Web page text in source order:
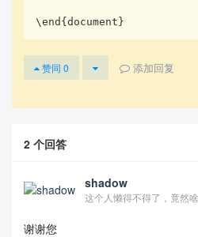
\end{document}
赞同 0 添加回复
2 个回答
shadow
这个人懒得不得了，竟然
谢谢您